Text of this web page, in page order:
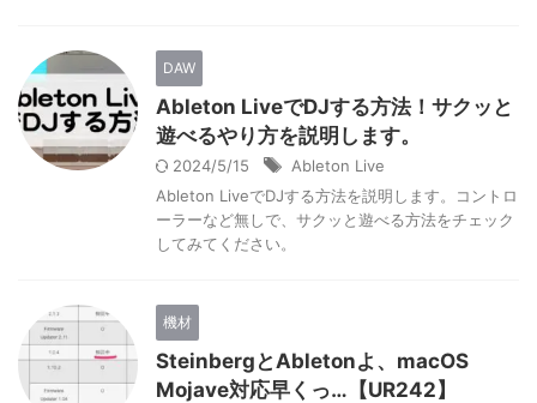
DAW
Ableton LiveでDJする方法！サクッと
遊べるやり方を説明します。
2024/5/15
Ableton Live
Ableton LiveでDJする方法を説明します。コントロ
ーラーなど無しで、サクッと遊べる方法をチェック
してみてください。
機材
SteinbergとAbletonよ、macOS
Mojave対応早くっ…【UR242】